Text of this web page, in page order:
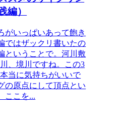
編）
がいっぱいあって飽き
ではザックリ書いたの
ということで。河川敷
、境川ですね。この3
当に気持ちがいいで
の原点にして頂点とい
ここを...